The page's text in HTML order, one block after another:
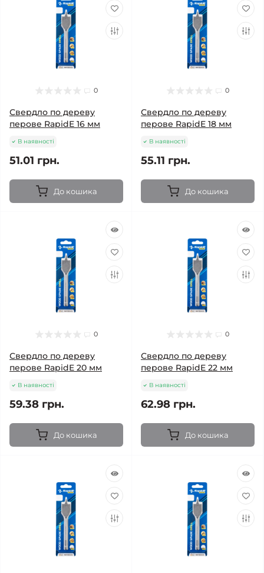
0
Свердло по дереву
перове RapidE 16 мм
В наявності
51.01 грн.
До кошика
0
Свердло по дереву
перове RapidE 18 мм
В наявності
55.11 грн.
До кошика
0
Свердло по дереву
перове RapidE 20 мм
В наявності
59.38 грн.
До кошика
0
Свердло по дереву
перове RapidE 22 мм
В наявності
62.98 грн.
До кошика